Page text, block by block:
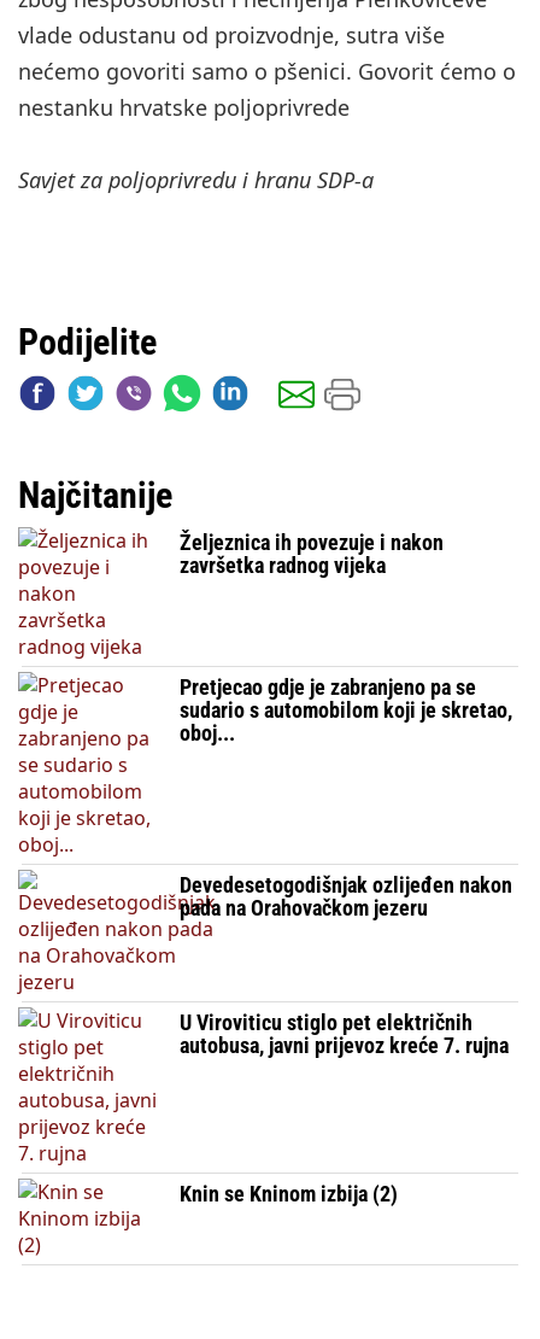
vlade odustanu od proizvodnje, sutra više
nećemo govoriti samo o pšenici. Govorit ćemo o
nestanku hrvatske poljoprivrede
Savjet za poljoprivredu i hranu SDP-a
Podijelite
Najčitanije
Željeznica ih povezuje i nakon
završetka radnog vijeka
Pretjecao gdje je zabranjeno pa se
sudario s automobilom koji je skretao,
oboj...
Devedesetogodišnjak ozlijeđen nakon
pada na Orahovačkom jezeru
U Viroviticu stiglo pet električnih
autobusa, javni prijevoz kreće 7. rujna
Knin se Kninom izbija (2)